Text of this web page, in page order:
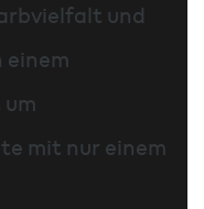
und
einem
mit nur einem